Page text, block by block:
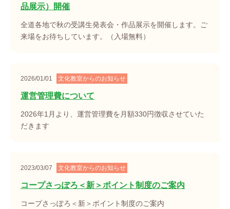
品展示）開催
全道各地で秋の受講生発表会・作品展示を開催します。ご
来場をお待ちしています。（入場無料）
2026/01/01 文化教室からのお知らせ
運営管理費について
2026年1月より、運営管理費を月額330円徴収させていた
だきます
2023/03/07 文化教室からのお知らせ
コープさっぽろ＜新＞ポイント制度のご案内
コープさっぽろ＜新＞ポイント制度のご案内